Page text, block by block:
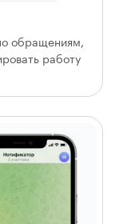
обращениям,
работу